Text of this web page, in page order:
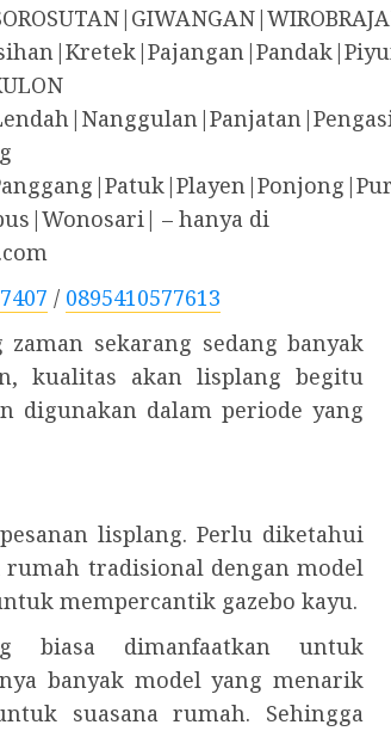
– hanya di
/ 0895410577613
sekarang sedang banyak
kualitas akan lisplang begitu
digunakan dalam periode yang
lisplang. Perlu diketahui
tradisional dengan model
mempercantik gazebo kayu.
biasa dimanfaatkan untuk
banyak model yang menarik
suasana rumah. Sehingga